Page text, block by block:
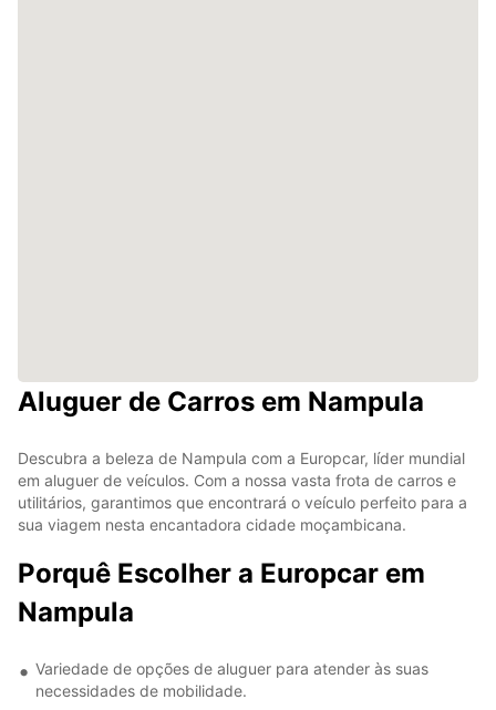
Aluguer de Carros em Nampula
Descubra a beleza de Nampula com a Europcar, líder mundial
em aluguer de veículos. Com a nossa vasta frota de carros e
utilitários, garantimos que encontrará o veículo perfeito para a
sua viagem nesta encantadora cidade moçambicana.
Porquê Escolher a Europcar em
Nampula
Variedade de opções de aluguer para atender às suas
necessidades de mobilidade.